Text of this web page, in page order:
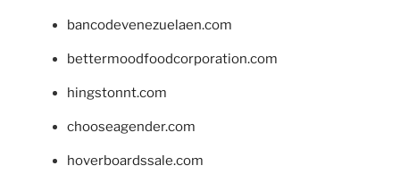
bancodevenezuelaen.com
bettermoodfoodcorporation.com
hingstonnt.com
chooseagender.com
hoverboardssale.com